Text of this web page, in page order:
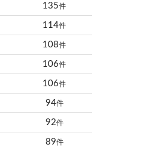
135件
114件
108件
106件
106件
94件
92件
89件